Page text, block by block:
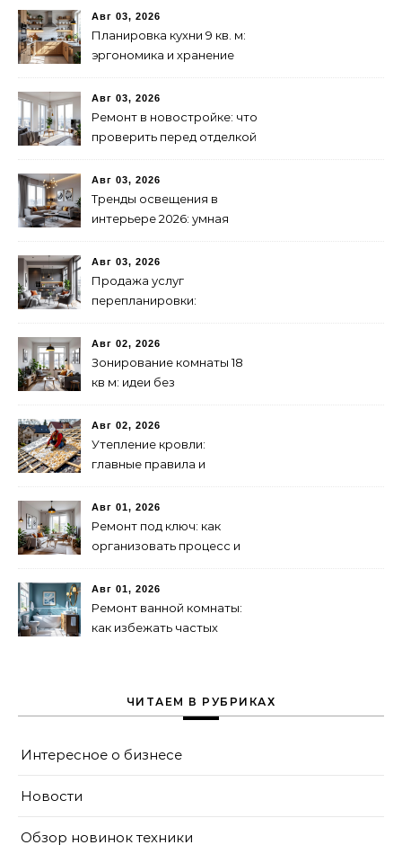
Авг 03, 2026
Планировка кухни 9 кв. м:
эргономика и хранение
Авг 03, 2026
Ремонт в новостройке: что
проверить перед отделкой
Авг 03, 2026
Тренды освещения в
интерьере 2026: умная
лампы
Авг 03, 2026
Продажа услуг
перепланировки:
руководство
Авг 02, 2026
Зонирование комнаты 18
кв м: идеи без
Авг 02, 2026
Утепление кровли:
главные правила и
Авг 01, 2026
Ремонт под ключ: как
организовать процесс и
Авг 01, 2026
Ремонт ванной комнаты:
как избежать частых
ЧИТАЕМ В РУБРИКАХ
Интересное о бизнесе
Новости
Обзор новинок техники